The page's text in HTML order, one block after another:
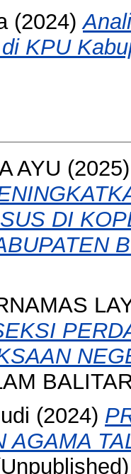
(2024)
KPU
AYU
DI
(2024)
AGAMA